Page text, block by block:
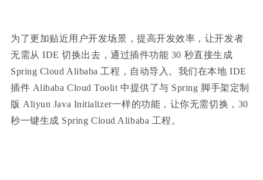
为了更加贴近用户开发场景，提高开发效率，让开发者
无需从 IDE 切换出去，通过插件功能 30 秒直接生成
Spring Cloud Alibaba 工程，自动导入。我们在本地 IDE
插件 Alibaba Cloud Toolit 中提供了与 Spring 脚手架定制
版 Aliyun Java Initializer一样的功能，让你无需切换，30
秒一键生成 Spring Cloud Alibaba 工程。